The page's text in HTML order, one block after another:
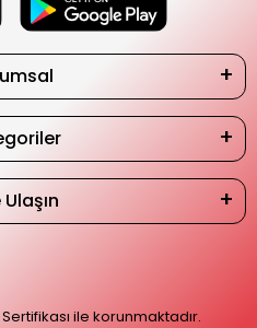
Ulaşın
ile korunmaktadır.